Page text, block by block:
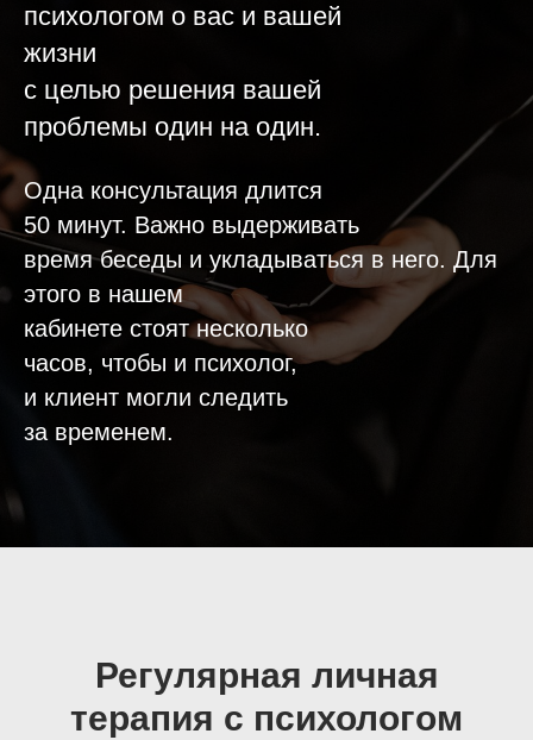
психологом о вас и вашей
жизни
с целью решения вашей
проблемы один на один.
Одна консультация длится
50 минут. Важно выдерживать
время беседы и укладываться в него. Для
этого в нашем
кабинете стоят несколько
часов, чтобы и психолог,
и клиент могли следить
за временем.
Регулярная личная
терапия с психологом